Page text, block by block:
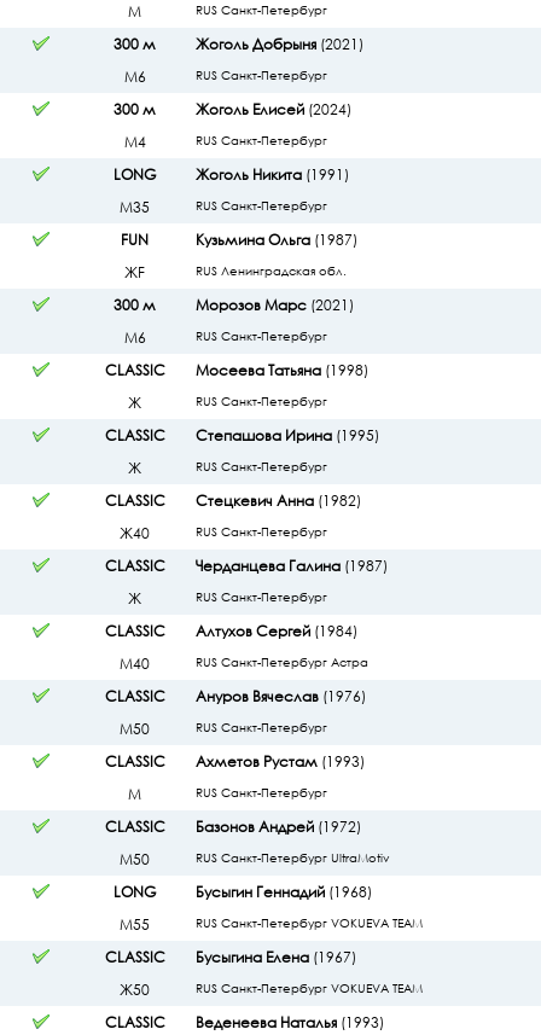
М
RUS Санкт-Петербург
300 м
М6
Жоголь Добрыня(2021)
RUS Санкт-Петербург
300 м
М4
Жоголь Елисей(2024)
RUS Санкт-Петербург
LONG
М35
Жоголь Никита(1991)
RUS Санкт-Петербург
FUN
ЖF
Кузьмина Ольга(1987)
RUS Ленинградская обл.
300 м
М6
Морозов Марс(2021)
RUS Санкт-Петербург
CLASSIC
Ж
Мосеева Татьяна(1998)
RUS Санкт-Петербург
CLASSIC
Ж
Степашова Ирина(1995)
RUS Санкт-Петербург
CLASSIC
Ж40
Стецкевич Анна(1982)
RUS Санкт-Петербург
CLASSIC
Ж
Черданцева Галина(1987)
RUS Санкт-Петербург
CLASSIC
М40
Алтухов Сергей(1984)
RUS Санкт-Петербург Астра
CLASSIC
М50
Ануров Вячеслав(1976)
RUS Санкт-Петербург
CLASSIC
М
Ахметов Рустам(1993)
RUS Санкт-Петербург
CLASSIC
М50
Базонов Андрей(1972)
RUS Санкт-Петербург UltraMotiv
LONG
М55
Бусыгин Геннадий(1968)
RUS Санкт-Петербург VOKUEVA TEAM
CLASSIC
Ж50
Бусыгина Елена(1967)
RUS Санкт-Петербург VOKUEVA TEAM
CLASSIC
Веденеева Наталья(1993)